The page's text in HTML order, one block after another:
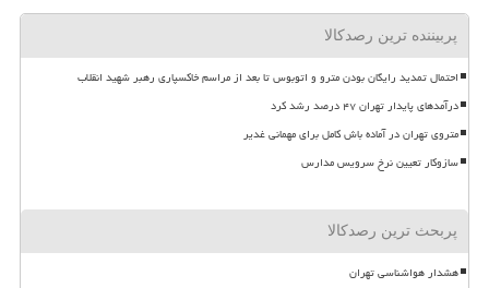
پربیننده ترین رصدکالا
احتمال تمدید رایگان بودن مترو و اتوبوس تا بعد از مراسم خاکسپاری رهبر شهید انقلاب
درآمدهای پایدار تهران ۴۷ درصد رشد کرد
متروی تهران در آماده باش کامل برای مهمانی غدیر
سازوکار تعیین نرخ سرویس مدارس
پربحث ترین رصدکالا
هشدار هواشناسی تهران